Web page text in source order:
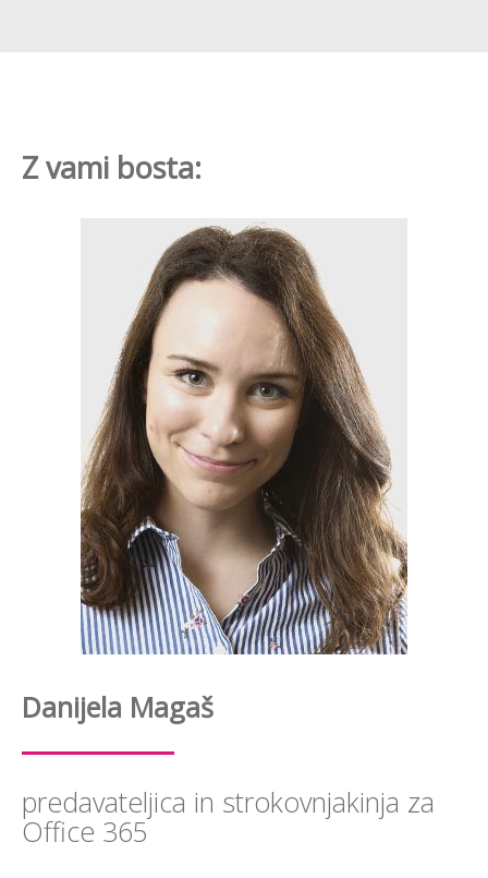
Z vami bosta:
Danijela Magaš
predavateljica in strokovnjakinja za
Office 365